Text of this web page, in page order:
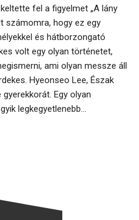
fel a figyelmet „A lány
számomra, hogy ez egy
és hátborzongató
volt egy olyan történetet,
ami olyan messze áll
Hyeonseo Lee, Észak
Egy olyan
legkegyetlenebb...